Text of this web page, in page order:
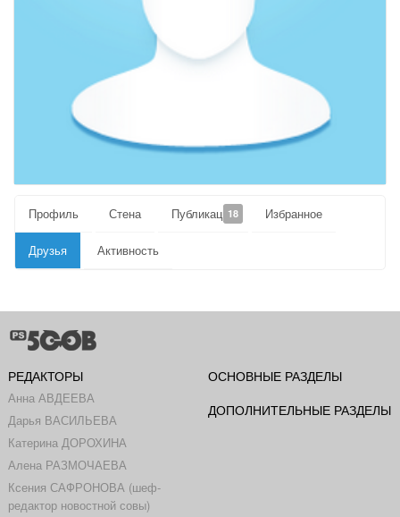
Профиль Стена Публикации18 Избранное
Друзья Активность
РЕДАКТОРЫ
Анна АВДЕЕВА
Дарья ВАСИЛЬЕВА
Катерина ДОРОХИНА
Алена РАЗМОЧАЕВА
Ксения САФРОНОВА (шеф-
редактор новостной совы)
ОСНОВНЫЕ РАЗДЕЛЫ
ДОПОЛНИТЕЛЬНЫЕ РАЗДЕЛЫ